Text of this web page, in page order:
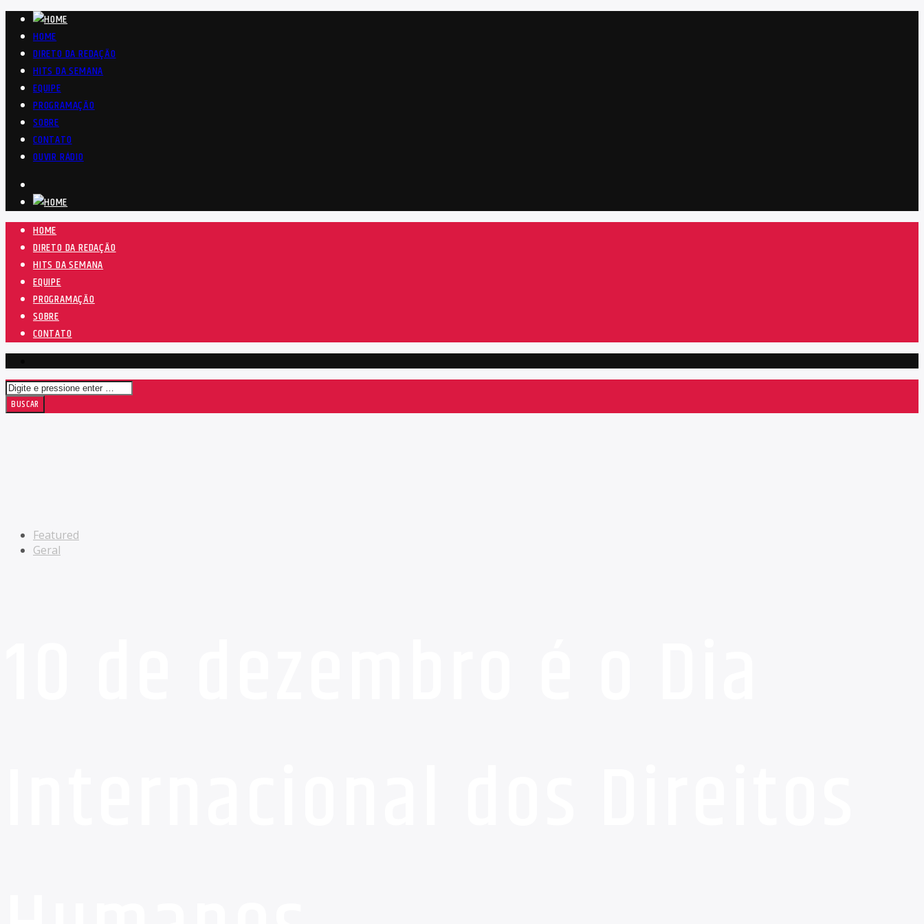
HOME
DIRETO DA REDAÇÃO
HITS DA SEMANA
EQUIPE
PROGRAMAÇÃO
SOBRE
CONTATO
OUVIR RÁDIO
HOME
DIRETO DA REDAÇÃO
HITS DA SEMANA
EQUIPE
PROGRAMAÇÃO
SOBRE
CONTATO
Featured
Geral